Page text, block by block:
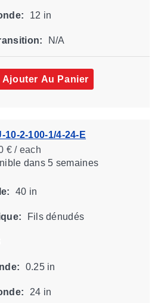
12 in
N/A
Ajouter Au Panier
10-2-100-1/4-24-E
€ / each
dans 5 semaines
40 in
Fils dénudés
0.25 in
24 in